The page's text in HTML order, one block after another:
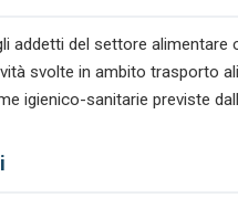
addetti del settore
svolte in ambito trasporto
igienico-sanitarie previste